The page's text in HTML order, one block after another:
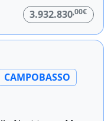
3.932.830,00€
CAMPOBASSO